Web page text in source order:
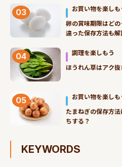
03
お買い物を楽しも
卵の賞味期限はど
違った保存方法も解
04
調理を楽しもう
ほうれん草はアク
05
お買い物を楽しも
たまねぎの保存方
ちする？
KEYWORDS